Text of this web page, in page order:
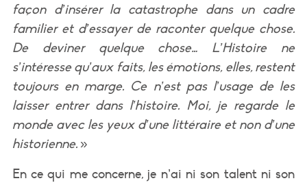
façon d’insérer la catastrophe dans un cadre
familier et d’essayer de raconter quelque chose.
De deviner quelque chose… L’Histoire ne
s’intéresse qu’aux faits, les émotions, elles, restent
toujours en marge. Ce n’est pas l’usage de les
laisser entrer dans l’histoire. Moi, je regarde le
monde avec les yeux d’une littéraire et non d’une
historienne.»
En ce qui me concerne, je n’ai ni son talent ni son